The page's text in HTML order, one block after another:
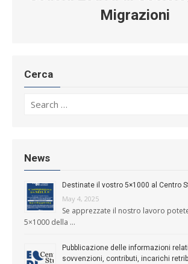
Migrazioni
Cerca
News
Destinate il vostro 5×1000 al Centro
May 4, 2025
Se apprezzate il nostro lavoro
5×1000 della …
Pubblicazione delle informazioni
sovvenzioni, contributi, incarichi